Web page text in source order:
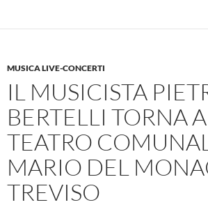
MUSICA LIVE-CONCERTI
IL MUSICISTA
BERTELLI TORNA
TEATRO
MARIO DEL
TREVISO